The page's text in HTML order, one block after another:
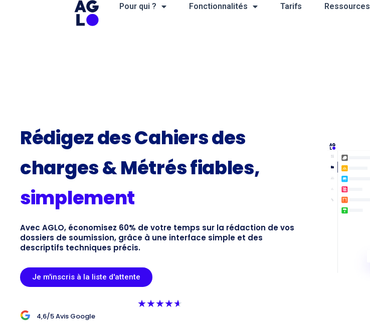
Pour qui ? Fonctionnalités Tarifs Ressources
Rédigez des Cahiers des
charges & Métrés fiables,
simplement
Avec AGLO, économisez 60% de votre temps sur la rédaction de vos
dossiers de soumission, grâce à une interface simple et des
descriptifs techniques précis.
Je m'inscris à la liste d'attente
★★★★★
4,6/5 Avis Google